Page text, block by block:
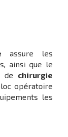
assure les
ainsi que le
de chirurgie
opératoire
les